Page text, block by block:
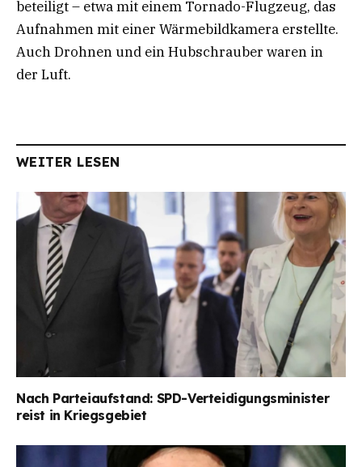
beteiligt – etwa mit einem Tornado-Flugzeug, das
Aufnahmen mit einer Wärmebildkamera erstellte.
Auch Drohnen und ein Hubschrauber waren in
der Luft.
WEITER LESEN
Nach Parteiaufstand: SPD-Verteidigungsminister
reist in Kriegsgebiet